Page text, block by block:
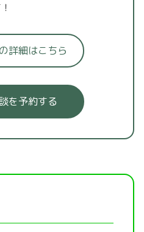
詳細はこちら
を予約する